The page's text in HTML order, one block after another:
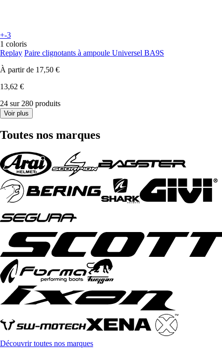
+-3
1 coloris
Replay Paire clignotants à ampoule Universel BA9S
À partir de 17,50 €
13,62 €
24 sur 280 produits
Voir plus
Toutes nos marques
Découvrir toutes nos marques